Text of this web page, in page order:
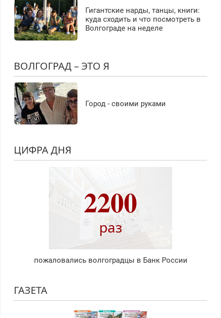
Гигантские нарды, танцы, книги:
куда сходить и что посмотреть в
Волгограде на неделе
ВОЛГОГРАД – ЭТО Я
Город - своими руками
ЦИФРА ДНЯ
2200
раз
пожаловались волгоградцы в Банк России
ГАЗЕТА